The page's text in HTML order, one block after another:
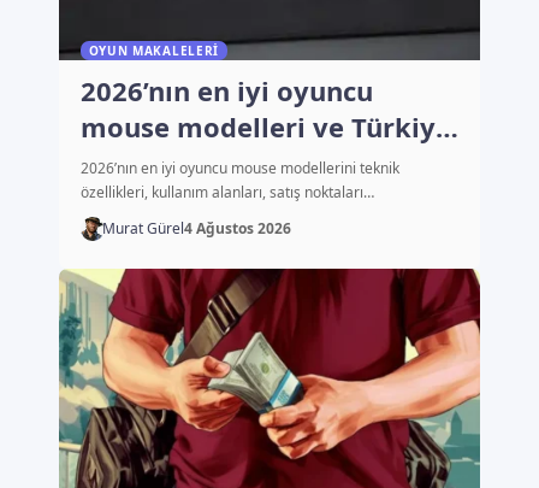
OYUN MAKALELERI
2026’nın en iyi oyuncu
mouse modelleri ve Türkiye
fiyatları
2026’nın en iyi oyuncu mouse modellerini teknik
özellikleri, kullanım alanları, satış noktaları…
Murat Gürel4 Ağustos 2026